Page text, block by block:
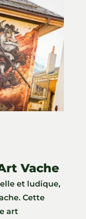
Vache
et ludique,
Cette
art